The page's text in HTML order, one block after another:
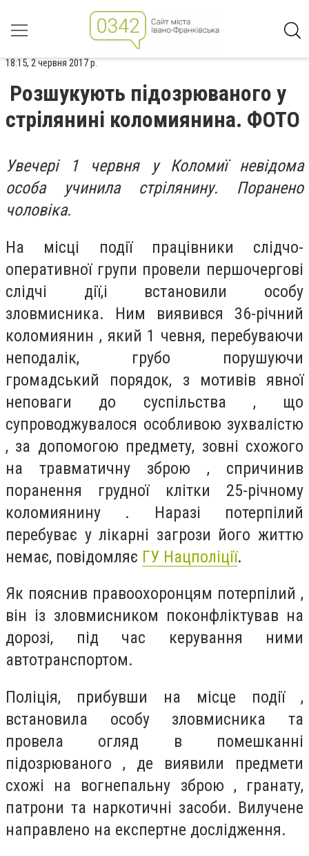
18:15, 2 червня 2017 р.
Розшукують підозрюваного у
стрілянині коломиянина. ФОТО
Увечері 1 червня у Коломиї невідома
особа учинила стрілянину. Поранено
чоловіка.
На місці події працівники слідчо-
оперативної групи провели першочергові
слідчі дії,і встановили особу
зловмисника. Ним виявився 36-річний
коломиянин , який 1 чевня, перебуваючи
неподалік, грубо порушуючи
громадський порядок, з мотивів явної
неповаги до суспільства , що
супроводжувалося особливою зухвалістю
, за допомогою предмету, зовні схожого
на травматичну зброю , спричинив
поранення грудної клітки 25-річному
коломиянину . Наразі потерпілий
перебуває у лікарні загрози його життю
немає, повідомляє ГУ Нацполіції.
Як пояснив правоохоронцям потерпілий ,
він із зловмисником поконфліктував на
дорозі, під час керування ними
автотранспортом.
Поліція, прибувши на місце події ,
встановила особу зловмисника та
провела огляд в помешканні
підозрюваного , де виявили предмети
схожі на вогнепальну зброю , гранату,
патрони та наркотичні засоби. Вилучене
направлено на експертне дослідження.